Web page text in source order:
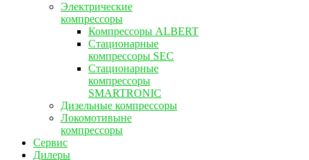
Электрические
компрессоры
Компрессоры ALBERT
Стационарные
компрессоры SEC
Стационарные
компрессоры
SMARTRONIC
Дизельные компрессоры
Локомотивыне
компрессоры
Сервис
Дилеры